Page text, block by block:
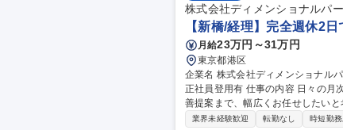
日対応原則なし/家賃補助
株式会社ディメンショナルパ
【新橋/経理】完全週休2
月給23万円～31万円
東京都港区
企業名 株式会社ディメンショナルパートナーズ 求人名 【新橋/経理】完全週休2日で
正社員登用有 仕事の内容 日々の月次処理や経費精算といった基本業務から、会社を成長させるための効率化・改
善提案まで、幅広くお任せしたいと考えています 【業務内容】 ■日次業務（仕訳
業務）■月次決算及び年次決算業
業界未経験歓迎 転勤なし 時短勤務